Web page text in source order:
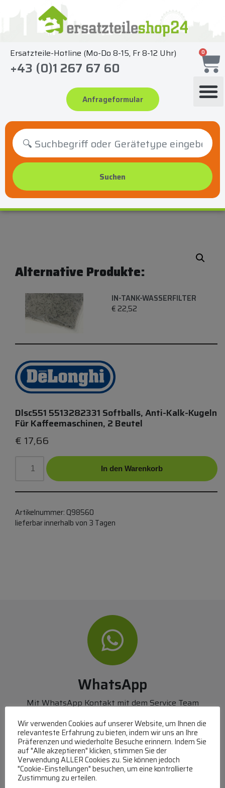
springen
Ersatzteile-Hotline (Mo-Do 8-15, Fr 8-12 Uhr)
+43 (0)1 267 67 60
Anfrageformular
0
Alternative Produkte:
IN-TANK-WASSERFILTER
€ 22,52
Dlsc551 5513282331 Softballs, Anti-Kalk-Kugeln
Für Kaffeemaschinen, 2 Beutel
€ 17,66
In den Warenkorb
Artikelnummer: Q98560
lieferbar innerhalb von 3 Tagen
WhatsApp
Mit WhatsApp Kontakt mit dem Service Team
(MO-DO 8-17, FR 8-15 Uhr,+43 1 267 67 60)
Bei uns können Sie bezahlen per:
Überweisung
PayPal
VISA
MasterCard
Wir verwenden Cookies auf unserer Website, um Ihnen die
relevanteste Erfahrung zu bieten, indem wir uns an Ihre
Präferenzen und wiederholte Besuche erinnern. Indem Sie
auf "Alle akzeptieren" klicken, stimmen Sie der
Verwendung ALLER Cookies zu. Sie können jedoch
"Cookie-Einstellungen" besuchen, um eine kontrollierte
Zustimmung zu erteilen.